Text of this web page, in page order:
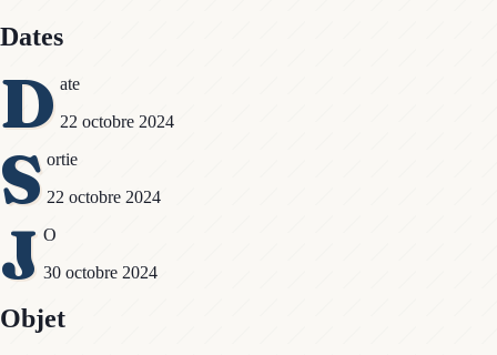
Dates
D ate
22 octobre 2024
S ortie
22 octobre 2024
J O
30 octobre 2024
Objet